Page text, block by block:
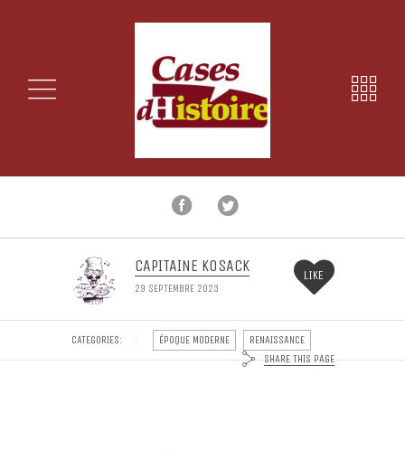
CAPITAINE KOSACK
29 SEPTEMBRE 2023
LIKE
CATEGORIES: ÉPOQUE MODERNE
RENAISSANCE
SHARE THIS PAGE